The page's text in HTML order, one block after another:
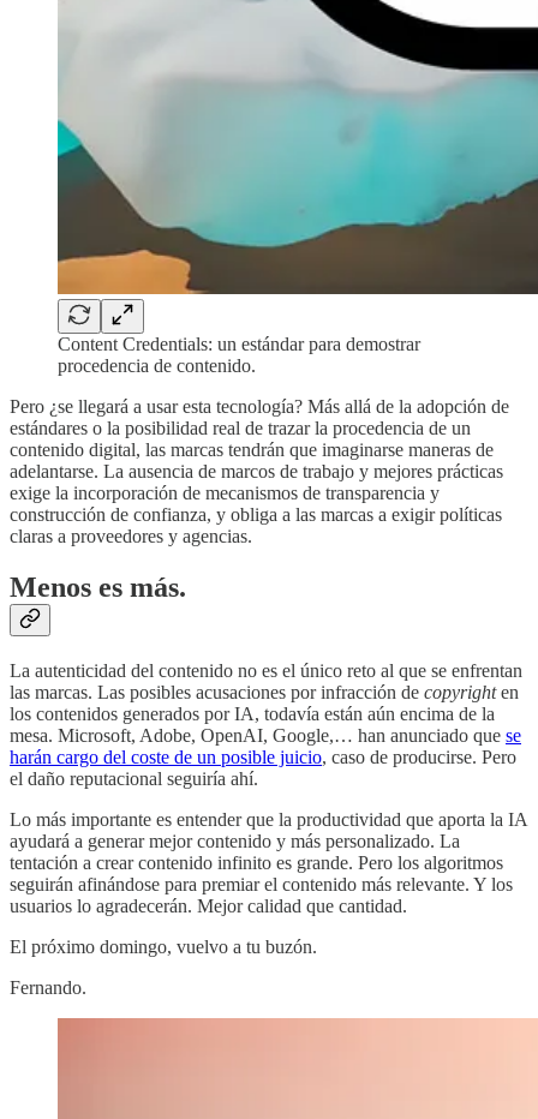
Content Credentials: un estándar para demostrar
procedencia de contenido.
Pero ¿se llegará a usar esta tecnología? Más allá de la adopción de
estándares o la posibilidad real de trazar la procedencia de un
contenido digital, las marcas tendrán que imaginarse maneras de
adelantarse. La ausencia de marcos de trabajo y mejores prácticas
exige la incorporación de mecanismos de transparencia y
construcción de confianza, y obliga a las marcas a exigir políticas
claras a proveedores y agencias.
Menos es más.
La autenticidad del contenido no es el único reto al que se enfrentan
las marcas. Las posibles acusaciones por infracción de copyrighten
los contenidos generados por IA, todavía están aún encima de la
mesa. Microsoft, Adobe, OpenAI, Google,… han anunciado que se
harán cargo del coste de un posible juicio, caso de producirse. Pero
el daño reputacional seguiría ahí.
Lo más importante es entender que la productividad que aporta la IA
ayudará a generar mejor contenido y más personalizado. La
tentación a crear contenido infinito es grande. Pero los algoritmos
seguirán afinándose para premiar el contenido más relevante. Y los
usuarios lo agradecerán. Mejor calidad que cantidad.
El próximo domingo, vuelvo a tu buzón.
Fernando.